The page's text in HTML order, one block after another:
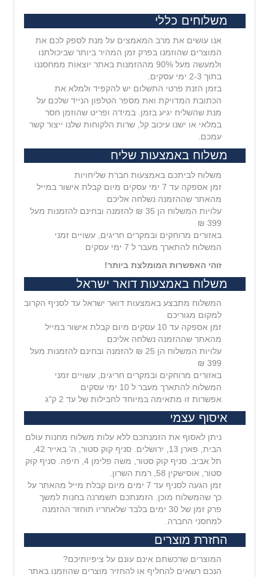
משלוחים כללי
אנו עושים את מרב המאמצים על מנת לספק לכם את
המוצרים שהוזמנו בפרק זמן המהיר ביותר שביכולתנו
ולמעשה מעל 90% מההזמנות באתר יוצאות ממחסננו
בתוך 2-3 ימי עסקים.
בזמן הזנת פרטי התשלום יש להקפיד ולמלא את
הכתובת המדויקת ואת מספר הטלפון הנייד שלכם על
מנת שהשליח יגיע בזמן. במידה ופריט שהוזמן חסר
במלאי או ישנו עיכוב קל, שרות הלקוחות שלנו ייצור קשר
עמכם.
משלוח באמצעות שליח
משלוח לביתכם באמצעות חברת שליחויות
זמן אספקה עד 7 ימי עסקים מיום קבלת אישור במייל
מהאתר שההזמנה נשלחה אליכם
עלויות המשלוח הן 35 ₪ להזמנה ובחינם להזמנות מעל
399 ₪
באזורים מרוחקים ובמקרים חריגים, עשויים זמני
המשלוח להתארך מעבר ל 7 ימי עסקים
זוהי האפשרות המומלצת ביותר!
משלוח באמצעות דואר ישראל
המשלוח מתבצע באמצעות דואר ישראל עד לסניף הקרוב
למקום מגוריכם
זמן אספקה עד 10 עסקים מיום קבלת אישור במייל
מהאתר שההזמנה נשלחה אליכם
עלויות המשלוח הן 25 ₪ להזמנה ובחינם להזמנות מעל
399 ₪
באזורים מרוחקים ובמקרים חריגים, עשויים זמני
המשלוח להתארך מעבר ל 10 ימי עסקים
אפשרות זו מתאימה במיוחד לחבילות של עד 2 ק"ג
איסוף עצמי
ניתן לאסוף את הזמנתכם ללא עלות משלוח מחנות עולם
תל אביב. סניף קוק סטור, משה פלימן 4, חיפה. סניף קוק
סטור, אוסישקין 58, רמת השרון.
זמן הגעה לסניף עד 7 ימים מיום קבלת מייל מהאתר על
כך שהמשלוח מוכן. הזמנתכם תשמרנה בחנות למשך
פרק זמן של 30 ימים בלבד שלאחריו תוחזר ההזמנה
למחסני החברה.
החזרת מוצרים
המוצרים שרכשתם אינם עונם על ציפיותיכם?
הנכם רשאים להחליף או להחזיר מוצרים שהוזמנו באתר